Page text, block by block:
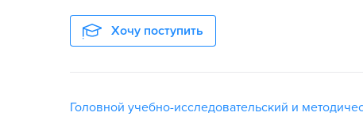
Хочу поступить
Головной учебно-исследовательский и